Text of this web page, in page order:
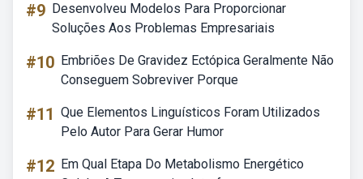
#9 Desenvolveu Modelos Para Proporcionar
Soluções Aos Problemas Empresariais
#10 Embriões De Gravidez Ectópica Geralmente Não
Conseguem Sobreviver Porque
#11 Que Elementos Linguísticos Foram Utilizados
Pelo Autor Para Gerar Humor
#12 Em Qual Etapa Do Metabolismo Energético